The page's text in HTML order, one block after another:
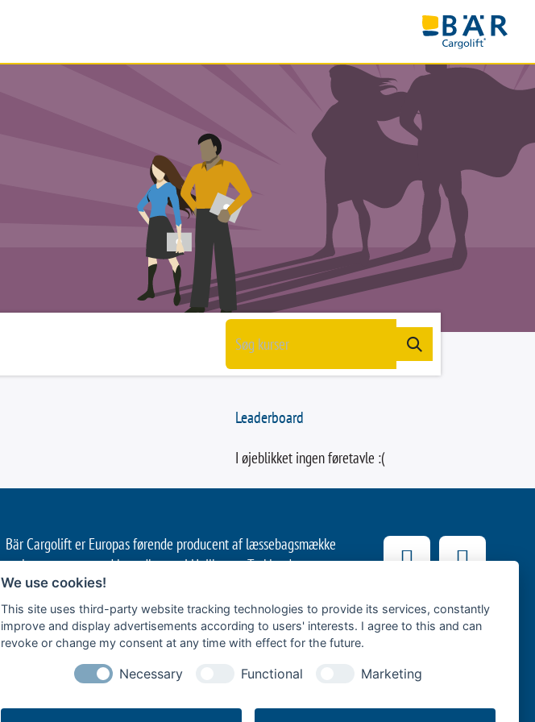
Leaderboard
I øjeblikket ingen føretavle :(
Bär Cargolift er Europas førende producent af læssebagsmække
og læsseramper med hovedkontor i Heilbronn, Tyskland.
Familievirksomheden med over 40 års erfaring er en førende
leverandør og innovationsleder inden for effektiv godstransport
med erhvervskøretøjer. Dets løftesystemer bag på køretøjet
understøtter professionel logistik af fødevarer og drikkevarer
med lastbiler og trailere samt langdistancetransport med
speditører og logistikvirksomheder på den »sidste kilometer«.
We use cookies!
This site uses third-party website tracking technologies to provide its services, constantly
improve and display advertisements according to users' interests. I agree to this and can
revoke or change my consent at any time with effect for the future.
Necessary Functional Marketing